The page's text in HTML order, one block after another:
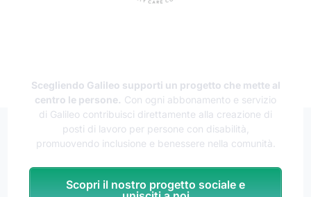
Scegliendo Galileo supporti un progetto che mette al
centro le persone. Con ogni abbonamento e servizio
di Galileo contribuisci direttamente alla creazione di
posti di lavoro per persone con disabilità,
promuovendo inclusione e benessere nella comunità.
Scopri il nostro progetto sociale e